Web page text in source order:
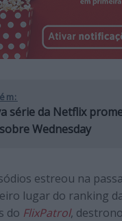
série da Netflix
Wednesday
estreou na
lugar do ranking
do FlixPatrol,